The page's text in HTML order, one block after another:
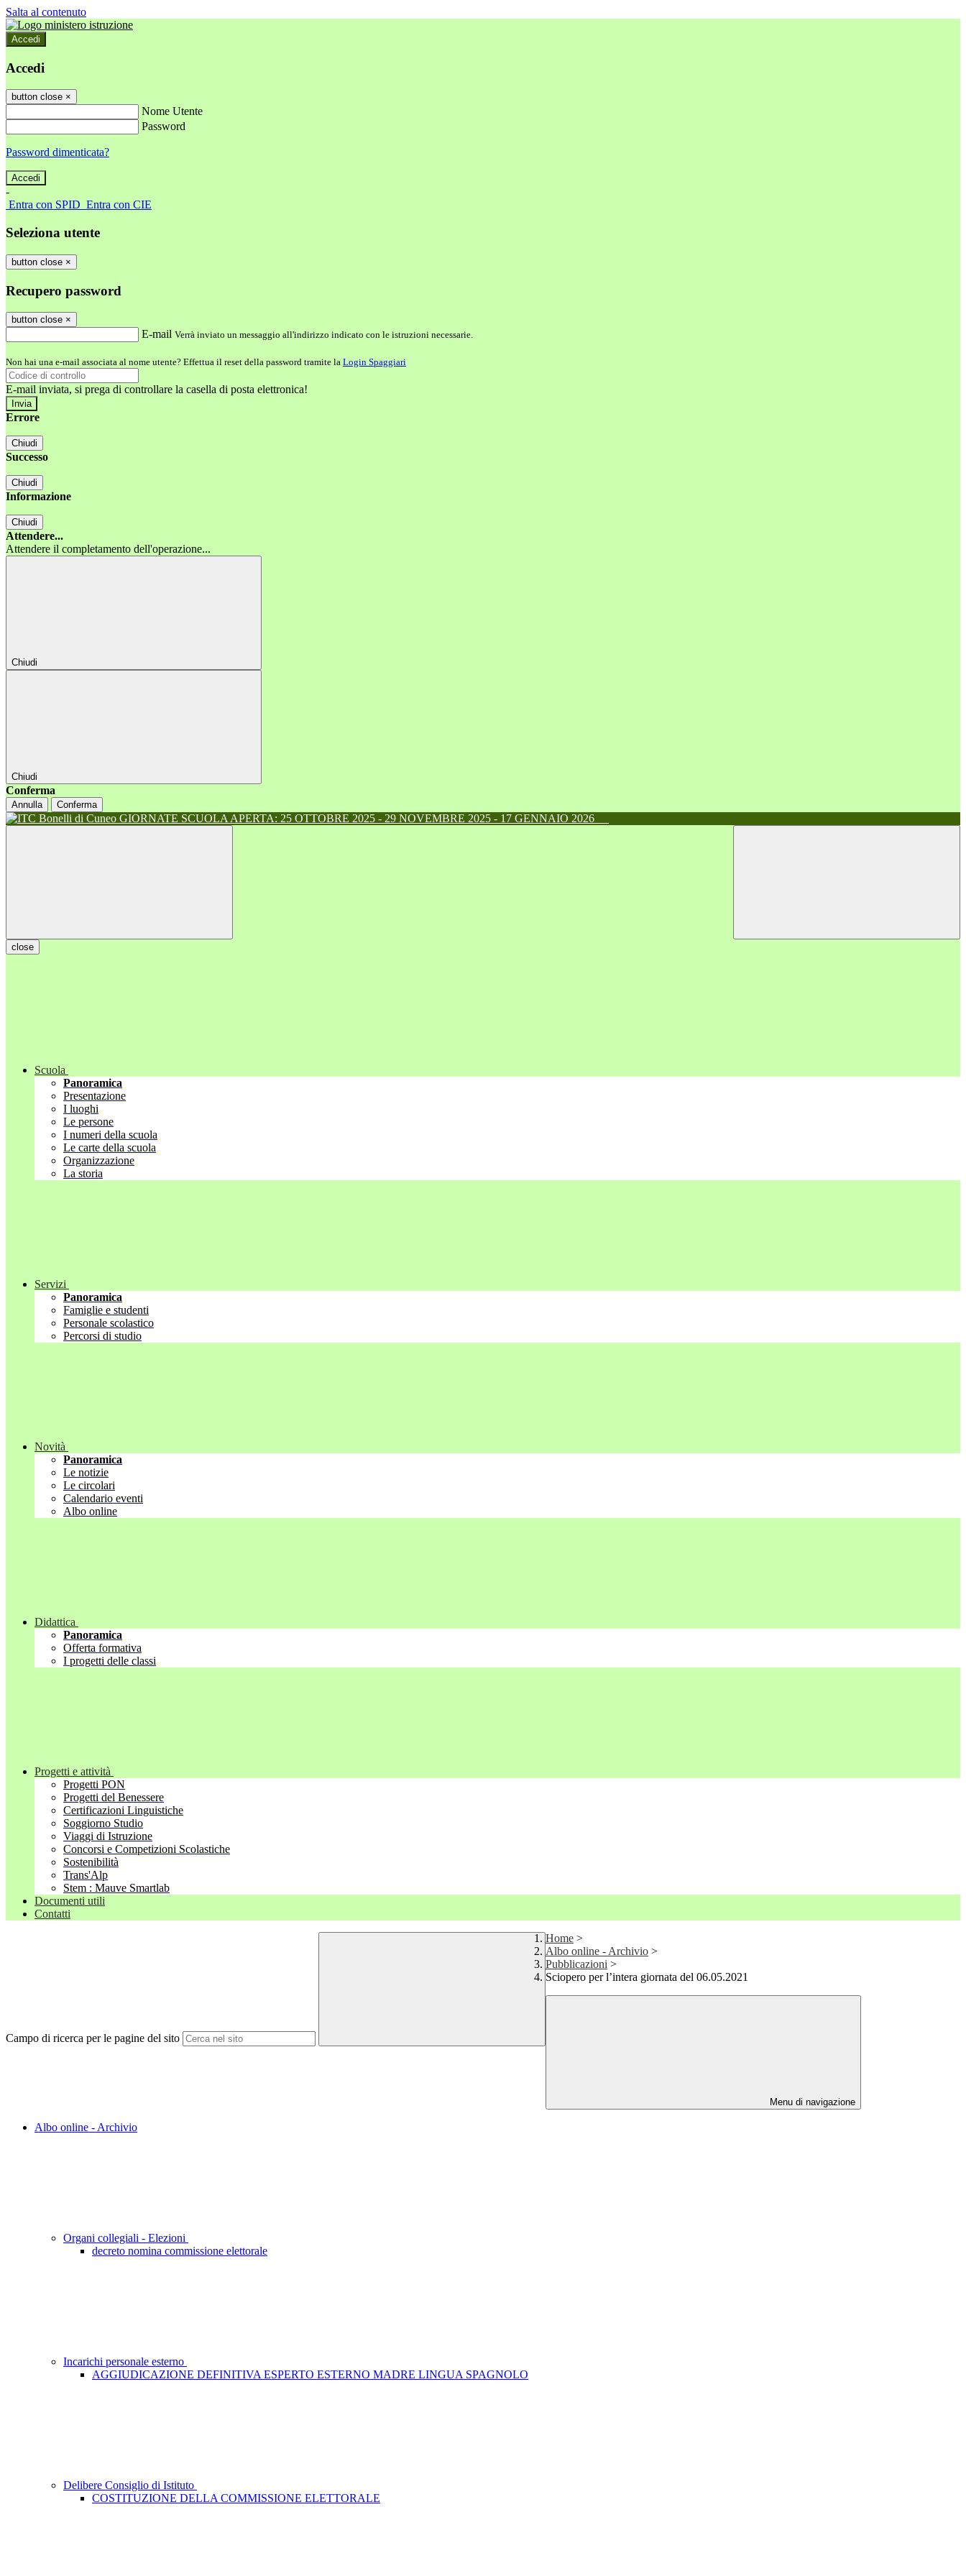
Salta al contenuto
Accedi
Accedi
button close ×
Nome Utente
Password
Password dimenticata?
-
Entra con SPID Entra con CIE
Seleziona utente
button close ×
Recupero password
button close ×
E-mail Verrà inviato un messaggio all'indirizzo indicato con le istruzioni necessarie.
Non hai una e-mail associata al nome utente? Effettua il reset della password tramite la Login Spaggiari
E-mail inviata, si prega di controllare la casella di posta elettronica!
Errore
Chiudi
Successo
Chiudi
Informazione
Chiudi
Attendere...
Attendere il completamento dell'operazione...
Chiudi
Chiudi
Conferma
Annulla Conferma
GIORNATE SCUOLA APERTA: 25 OTTOBRE 2025 - 29 NOVEMBRE 2025 - 17 GENNAIO 2026
close
Scuola
Panoramica
Presentazione
I luoghi
Le persone
I numeri della scuola
Le carte della scuola
Organizzazione
La storia
Servizi
Panoramica
Famiglie e studenti
Personale scolastico
Percorsi di studio
Novità
Panoramica
Le notizie
Le circolari
Calendario eventi
Albo online
Didattica
Panoramica
Offerta formativa
I progetti delle classi
Progetti e attività
Progetti PON
Progetti del Benessere
Certificazioni Linguistiche
Soggiorno Studio
Viaggi di Istruzione
Concorsi e Competizioni Scolastiche
Sostenibilità
Trans'Alp
Stem : Mauve Smartlab
Documenti utili
Contatti
Campo di ricerca per le pagine del sito
Home >
Albo online - Archivio >
Pubblicazioni >
Sciopero per l’intera giornata del 06.05.2021
Menu di navigazione
Albo online - Archivio
Organi collegiali - Elezioni
decreto nomina commissione elettorale
Incarichi personale esterno
AGGIUDICAZIONE DEFINITIVA ESPERTO ESTERNO MADRE LINGUA SPAGNOLO
Delibere Consiglio di Istituto
COSTITUZIONE DELLA COMMISSIONE ELETTORALE